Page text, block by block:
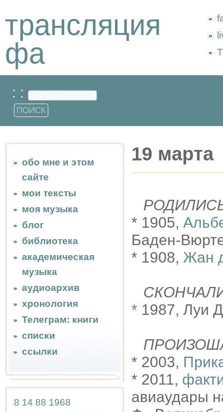
трансляция
фа
: :
обо мне и этом
сайте
мои тексты
моя музыка
блог
библиотека
академическая
музыка
аудиоархив
хронология
Телеграм: книги
списки
ссылки
8 14 88 1968
19 марта
* 1905,
Баден-
* 1908, Жан
* 1987, Луи
* 2003,
* 2011,
авиаудары